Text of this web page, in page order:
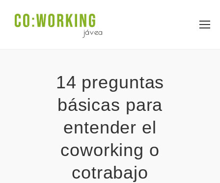
14 preguntas
básicas para
entender el
coworking o
cotrabajo